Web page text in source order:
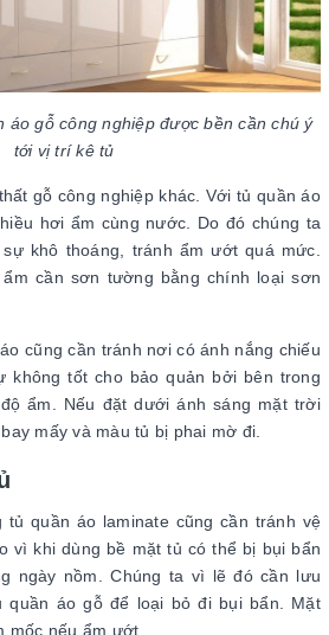
áo gỗ công nghiệp được bền cần chú ý
tới vị trí kê tủ
gỗ công nghiệp khác. Với tủ quần áo
hơi ẩm cùng nước. Do đó chúng ta
khô thoáng, tránh ẩm ướt quá mức.
cần sơn tường bằng chính loại sơn
cũng cần tránh nơi có ánh nắng chiếu
không tốt cho bảo quản bởi bên trong
ẩm. Nếu đặt dưới ánh sáng mặt trời
mấy và màu tủ bị phai mờ đi.
tủ quần áo laminate cũng cần tránh vệ
vì khi dùng bề mặt tủ có thể bị bụi bẩn
ngày nồm. Chúng ta vì lẽ đó cần lưu
quần áo gỗ để loại bỏ đi bụi bẩn. Mặt
mốc nếu ẩm ướt.